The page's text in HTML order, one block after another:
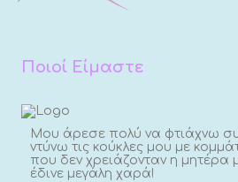
Ποιοί Είμαστε
Μου άρεσε πολύ να φτιάχνω
ντύνω τις κούκλες μου με
που δεν χρειάζονταν η μητέρα
έδινε μεγάλη χαρά!